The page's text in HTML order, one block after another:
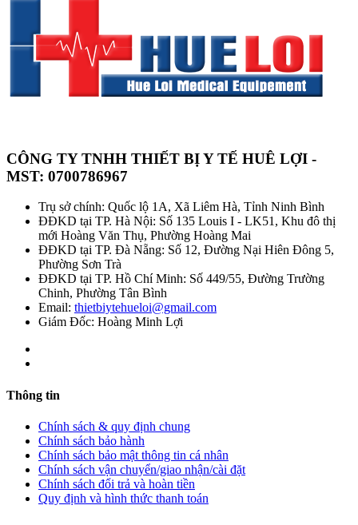
CÔNG TY TNHH THIẾT BỊ Y TẾ HUÊ LỢI -
MST: 0700786967
Trụ sở chính: Quốc lộ 1A, Xã Liêm Hà, Tỉnh Ninh Bình
ĐĐKD tại TP. Hà Nội: Số 135 Louis I - LK51, Khu đô thị
mới Hoàng Văn Thụ, Phường Hoàng Mai
ĐĐKD tại TP. Đà Nẵng: Số 12, Đường Nại Hiên Đông 5,
Phường Sơn Trà
ĐĐKD tại TP. Hồ Chí Minh: Số 449/55, Đường Trường
Chinh, Phường Tân Bình
Email: thietbiytehueloi@gmail.com
Giám Đốc: Hoàng Minh Lợi
Thông tin
Chính sách & quy định chung
Chính sách bảo hành
Chính sách bảo mật thông tin cá nhân
Chính sách vận chuyển/giao nhận/cài đặt
Chính sách đổi trả và hoàn tiền
Quy định và hình thức thanh toán